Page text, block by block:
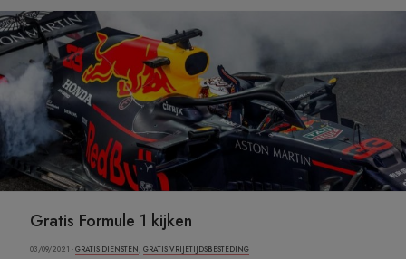
Gratis Formule 1 kijken
03/09/2021 ·GRATIS DIENSTEN, GRATIS VRIJETIJDSBESTEDING